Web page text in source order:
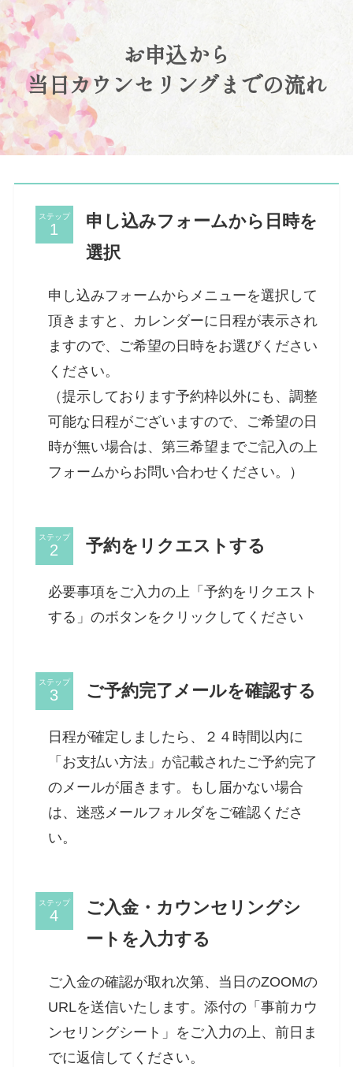
お申込から
当日カウンセリングまでの流れ
ステップ
申し込みフォームから日時を
選択
申し込みフォームからメニューを選択して
頂きますと、カレンダーに日程が表示され
ますので、ご希望の日時をお選びください
ください。
（提示しております予約枠以外にも、調整
可能な日程がございますので、ご希望の日
時が無い場合は、第三希望までご記入の上
フォームからお問い合わせください。）
ステップ 予約をリクエストする
必要事項をご入力の上「予約をリクエスト
する」のボタンをクリックしてください
ステップ ご予約完了メールを確認する
日程が確定しましたら、２４時間以内に
「お支払い方法」が記載されたご予約完了
のメールが届きます。もし届かない場合
は、迷惑メールフォルダをご確認くださ
い。
ステップ
ご入金・カウンセリングシ
ートを入力する
ご入金の確認が取れ次第、当日のZOOMの
URLを送信いたします。添付の「事前カウ
ンセリングシート」をご入力の上、前日ま
でに返信してください。